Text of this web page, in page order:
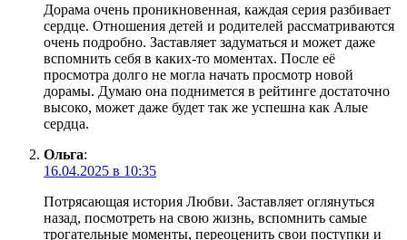
Дорама очень проникновенная, каждая серия разбивает
сердце. Отношения детей и родителей рассматриваются
очень подробно. Заставляет задуматься и может даже
вспомнить себя в каких-то моментах. После её
просмотра долго не могла начать просмотр новой
дорамы. Думаю она поднимется в рейтинге достаточно
высоко, может даже будет так же успешна как Алые
сердца.
Ольга:
16.04.2025 в 10:35
Потрясающая история Любви. Заставляет оглянуться
назад, посмотреть на свою жизнь, вспомнить самые
трогательные моменты, переоценить свои поступки и